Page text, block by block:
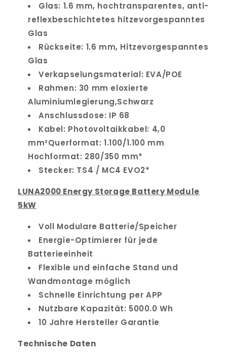
Glas: 1.6 mm, hochtransparentes, anti-
reflexbeschichtetes hitzevorgespanntes
Glas
Rückseite: 1.6 mm, Hitzevorgespanntes
Glas
Verkapselungsmaterial: EVA/POE
Rahmen: 30 mm eloxierte
Aluminiumlegierung,Schwarz
Anschlussdose: IP 68
Kabel: Photovoltaikkabel: 4,0
mm²Querformat: 1.100/1.100 mm
Hochformat: 280/350 mm*
Stecker: TS4 / MC4 EVO2*
LUNA2000 Energy Storage Battery Module
5kW
Voll Modulare Batterie/Speicher
Energie-Optimierer für jede
Batterieeinheit
Flexible und einfache Stand und
Wandmontage möglich
Schnelle Einrichtung per APP
Nutzbare Kapazität: 5000.0 Wh
10 Jahre Hersteller Garantie
Technische Daten